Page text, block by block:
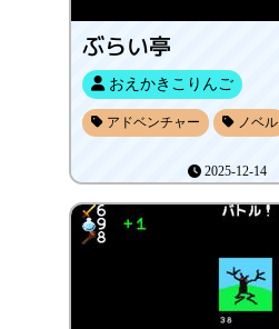
ぶらい亭
おえかきこりんご
アドベンチャー ノベル
2025-12-14